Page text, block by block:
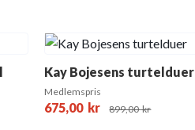
Kay Bojesens turtelduer
Medlemspris
675,00 kr 899,00kr